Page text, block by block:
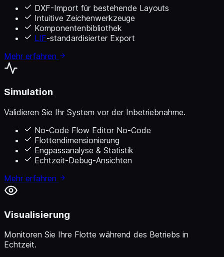
DXF-Import für bestehende Layouts
Intuitive Zeichenwerkzeuge
Komponentenbibliothek
LIF-standardisierter Export
Mehr erfahren
Simulation
Validieren Sie Ihr System vor der Inbetriebnahme.
No-Code Flow Editor No-Code
Flottendimensionierung
Engpassanalyse & Statistik
Echtzeit-Debug-Ansichten
Mehr erfahren
Visualisierung
Monitoren Sie Ihre Flotte während des Betriebs in
Echtzeit.